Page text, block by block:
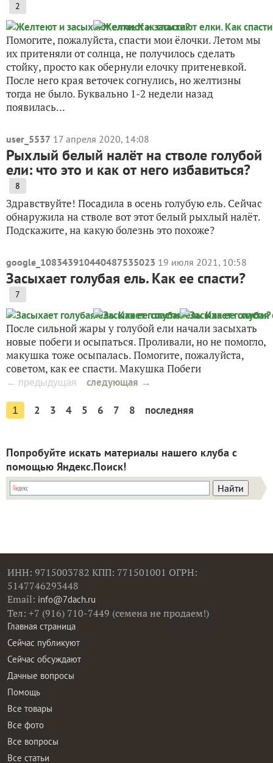
2
Помогите, пожалуйста, спасти мои ёлочки. Летом мы
их притеняли от солнца, не получилось сделать
стойку, просто как обернули елочку притеневкой.
После него края веточек согнулись, но желтизны
тогда не было. Буквально 1-2 недели назад
появилась...
user_5537 17 апреля 2020, 14:08
Рыхлый белый налёт на стволе голубой
ели: что это и как от него избавиться?
8
Здравствуйте! Посадила в осень голубую ель. Сейчас
обнаружила на стволе вот этот белый рыхлый налёт.
Подскажите, на какую болезнь это похоже?
google_108343910440487535023 19 июля 2021, 10:58
Засыхает голубая ель. Как ее спасти?
7
После сильной жары у голубой ели начали засыхать
новые побеги и осыпаться. Проливали, но не помогло,
макушка тоже осыпалась. Помогите, пожалуйста,
советом, как ее спасти. Макушка Побеги
← предыдущая следующая →
1 2 3 4 5 6 7 8 последняя
Попробуйте искать материалы нашего клуба с
помощью Яндекс.Поиск!
ИНН: 9715003782 КПП: 771501001 ОГРН:
5147746293448
Email: info@7dach.ru
Тел: +7 (916) 710-7449 (семена не продаем!)
Главная страница
Сейчас публикуют
Сейчас обсуждают
Дачные вопросы
Помощь
Все товары
Все фото
Все вопросы
Все статьи